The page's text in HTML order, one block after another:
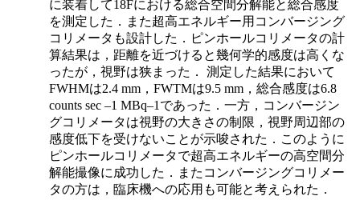
に装着して18Fにおける総合空間分解能と総合感度
を測定した．また超高エネルギー用コンバージング
コリメータも設計した．ピンホールコリメータの計
算結果は，距離を近づけると幾何学的感度は高くな
ったが，視野は狭まった． 測定した結果において
FWHMは2.4 mm，FWTMは9.5 mm，総合感度は6.8
counts sec –1 MBq–1であった．一方，コンバージン
グコリメータは視野の大きさの制限，視野周辺部の
感度低下を受けないことが示唆された．このように
ピンホールコリメータで超高エネルギーの高空間分
解能撮像に成功した．またコンバージングコリメー
タの方は，臨床機への応用も可能と考えられた．